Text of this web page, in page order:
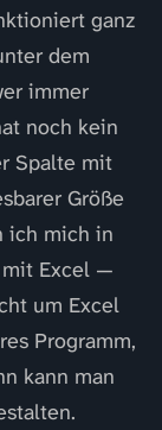
ganz
dem
immer
noch kein
Spalte mit
Größe
ich mich in
Excel —
um Excel
Programm,
kann man